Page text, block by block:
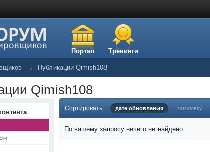
Портал Тренинги
→ Публикации Qimish108
Qimish108
Сортировать дате обновления заголовку
По вашему запросу ничего не найдено.